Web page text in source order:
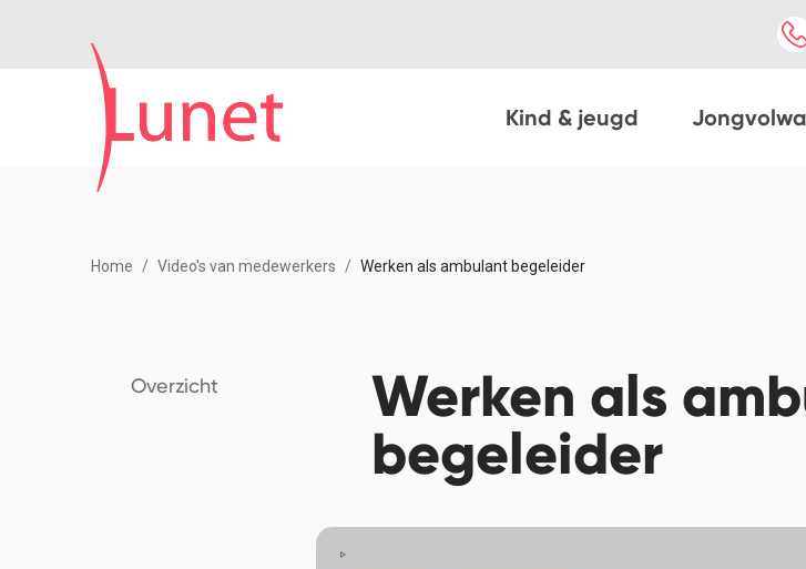
Kind & jeugd
Home Video's van medewerkers Werken als ambulant begeleider
Overzicht
Werken als
begeleider